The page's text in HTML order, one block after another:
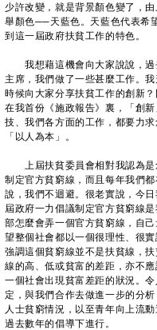
少許改變，就是背景顏色變了，
舉顏色──天藍色。天藍色代表希
到這一屆政府扶貧工作的特色。
我想藉這機會向大家說說，過
主席，我們做了一些甚麼工作。
時候向大家分享扶貧工作的創新
在我首份《施政報告》裏，「創
技、我們各方面的工作，都要力
「以人為本」。
上屆扶貧委員會相對我認為是
制定官方貧窮線，而且每年我們
說，我們不迴避。很老實說，今
屆政府一力倡議制定官方貧窮線
部怎麼會弄一個官方貧窮線，自
望整個社會都以一個很理性、很
強調這個貧窮線並不是扶貧線，
線的高、低或貧富的差距，亦不
一個社會出現貧富差距的狀況。
定，與我們合作去做進一步的分
人士貧窮情況，以至青年向上流
過去數年的倡導下進行。